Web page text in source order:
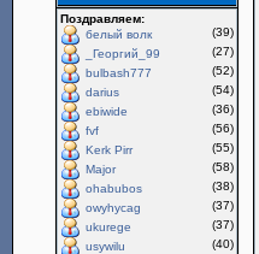
Поздравляем:
белый волк
(39)
_Георгий_99
(27)
bulbash777
(52)
darius
(54)
ebiwide
(36)
fvf
(56)
Kerk Pirr
(55)
Major
(58)
ohabubos
(38)
owyhycag
(37)
ukurege
(37)
usywilu
(40)